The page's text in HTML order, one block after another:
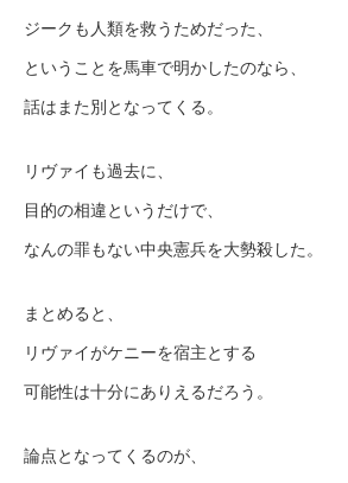
ジークも人類を救うためだった、
ということを馬車で明かしたのなら、
話はまた別となってくる。
リヴァイも過去に、
目的の相違というだけで、
なんの罪もない中央憲兵を大勢殺した。
まとめると、
リヴァイがケニーを宿主とする
可能性は十分にありえるだろう。
論点となってくるのが、